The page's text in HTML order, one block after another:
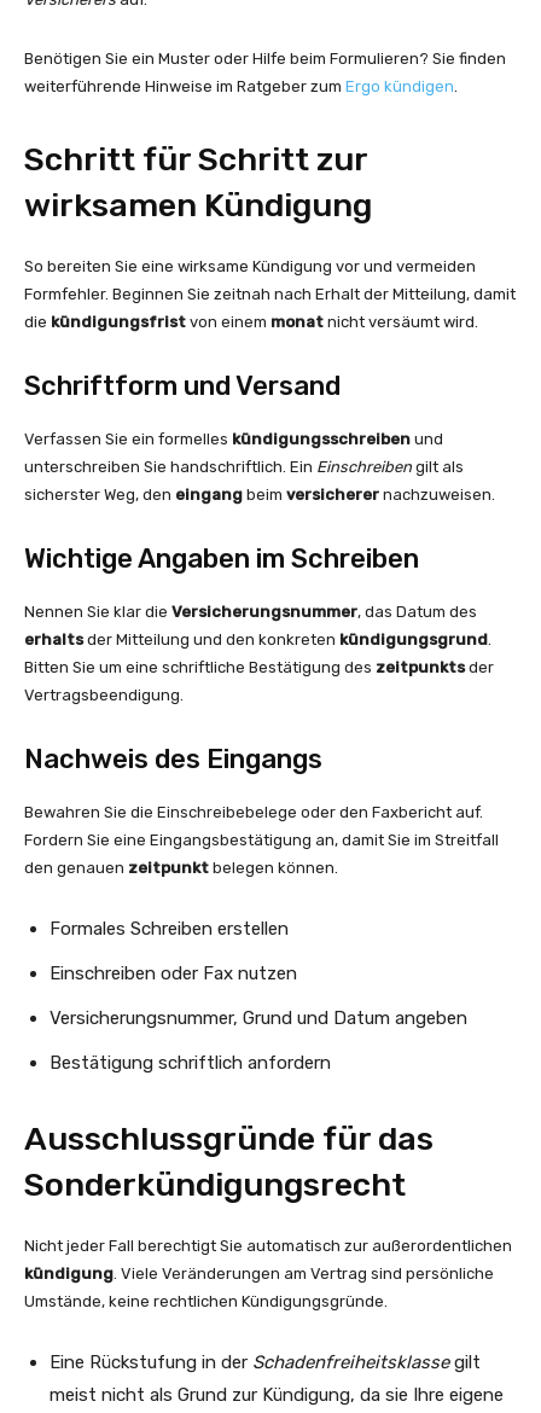
Benötigen Sie ein Muster oder Hilfe beim Formulieren? Sie finden
weiterführende Hinweise im Ratgeber zum Ergo kündigen.
Schritt für Schritt zur
wirksamen Kündigung
So bereiten Sie eine wirksame Kündigung vor und vermeiden
Formfehler. Beginnen Sie zeitnah nach Erhalt der Mitteilung, damit
die kündigungsfrist von einem monat nicht versäumt wird.
Schriftform und Versand
Verfassen Sie ein formelles kündigungsschreiben und
unterschreiben Sie handschriftlich. Ein Einschreiben gilt als
sicherster Weg, den eingang beim versicherer nachzuweisen.
Wichtige Angaben im Schreiben
Nennen Sie klar die Versicherungsnummer, das Datum des
erhaltsder Mitteilung und den konkreten kündigungsgrund.
Bitten Sie um eine schriftliche Bestätigung des zeitpunktsder
Vertragsbeendigung.
Nachweis des Eingangs
Bewahren Sie die Einschreibebelege oder den Faxbericht auf.
Fordern Sie eine Eingangsbestätigung an, damit Sie im Streitfall
den genauen zeitpunkt belegen können.
Formales Schreiben erstellen
Einschreiben oder Fax nutzen
Versicherungsnummer, Grund und Datum angeben
Bestätigung schriftlich anfordern
Ausschlussgründe für das
Sonderkündigungsrecht
Nicht jeder Fall berechtigt Sie automatisch zur außerordentlichen
kündigung. Viele Veränderungen am Vertrag sind persönliche
Umstände, keine rechtlichen Kündigungsgründe.
Eine Rückstufung in der Schadenfreiheitsklassegilt
meist nicht als Grund zur Kündigung, da sie Ihre eigene